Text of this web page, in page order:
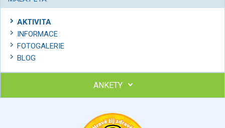
AKTIVITA
INFORMACE
FOTOGALERIE
BLOG
ANKETY